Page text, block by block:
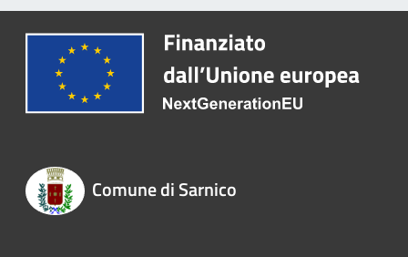
Comune di Sarnico